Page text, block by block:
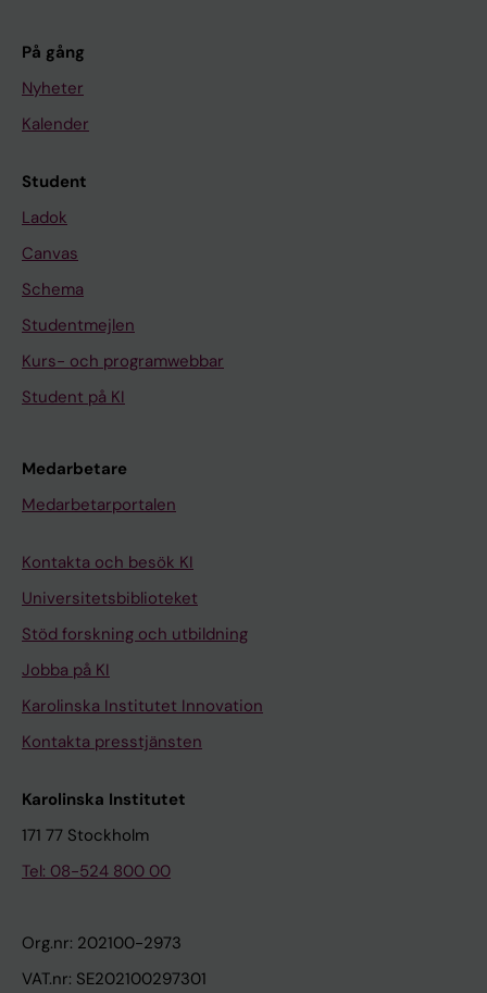
På gång
Nyheter
Kalender
Student
Ladok
Canvas
Schema
Studentmejlen
Kurs- och programwebbar
Student på KI
Medarbetare
Medarbetarportalen
Kontakta och besök KI
Universitetsbiblioteket
Stöd forskning och utbildning
Jobba på KI
Karolinska Institutet Innovation
Kontakta presstjänsten
Karolinska Institutet
171 77 Stockholm
Tel: 08-524 800 00
Org.nr: 202100-2973
VAT.nr: SE202100297301